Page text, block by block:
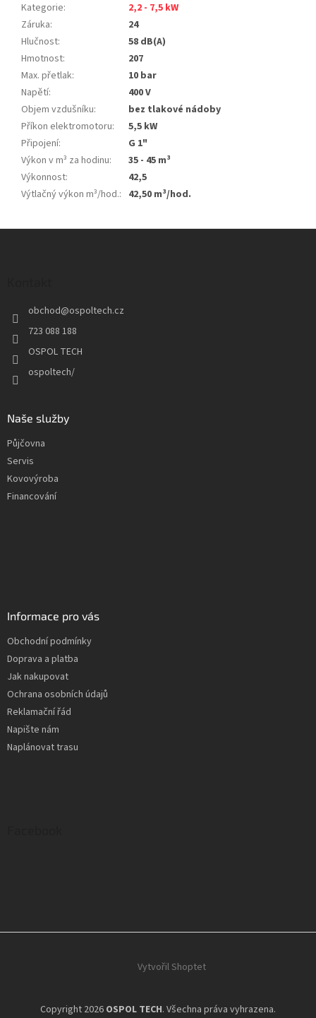
Kategorie:
2,2 - 7,5 kW
Záruka:
24
Hlučnost:
58 dB(A)
Hmotnost:
207
Max. přetlak:
10 bar
Napětí:
400 V
Objem vzdušníku:
bez tlakové nádoby
Příkon elektromotoru:
5,5 kW
Připojení:
G 1"
Výkon v m³ za hodinu:
35 - 45 m³
Výkonnost:
42,5
Výtlačný výkon m³/hod.: 42,50 m³/hod.
obchod@ospoltech.cz
723 088 188
OSPOL TECH
ospoltech/
Naše služby
Půjčovna
Servis
Kovovýroba
Financování
Informace pro vás
Obchodní podmínky
Doprava a platba
Jak nakupovat
Ochrana osobních údajů
Reklamační řád
Napište nám
Naplánovat trasu
Vytvořil Shoptet
Copyright 2026 OSPOL TECH. Všechna práva vyhrazena.